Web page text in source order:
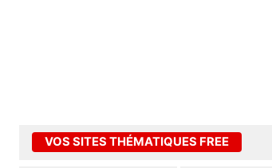
VOS SITES THÉMATIQUES FREE